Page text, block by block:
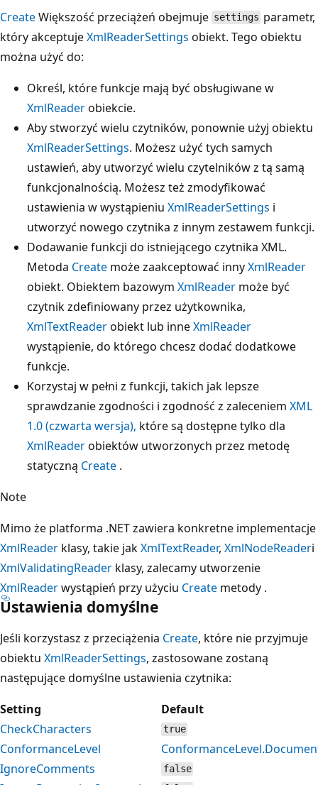
CreateWiększość przeciążeń obejmuje settings parametr,
który akceptujeXmlReaderSettings obiekt. Tego obiektu
można użyć do:
Określ, które funkcje mają być obsługiwane w
XmlReaderobiekcie.
Aby stworzyć wielu czytników, ponownie użyj obiektu
XmlReaderSettings. Możesz użyć tych samych
ustawień, aby utworzyć wielu czytelników z tą samą
funkcjonalnością. Możesz też zmodyfikować
ustawienia w wystąpieniu XmlReaderSettings i
utworzyć nowego czytnika z innym zestawem funkcji.
Dodawanie funkcji do istniejącego czytnika XML.
Metoda Create może zaakceptować innyXmlReader
obiekt. Obiektem bazowym XmlReader może być
czytnik zdefiniowany przez użytkownika,
XmlTextReaderobiekt lub inneXmlReader
wystąpienie, do którego chcesz dodać dodatkowe
funkcje.
Korzystaj w pełni z funkcji, takich jak lepsze
sprawdzanie zgodności i zgodność z zaleceniem XML
1.0 (czwarta wersja), które są dostępne tylko dla
XmlReaderobiektów utworzonych przez metodę
statyczną Create .
Note
Mimo że platforma .NET zawiera konkretne implementacje
XmlReader klasy, takie jakXmlTextReader, XmlNodeReaderi
XmlValidatingReader klasy, zalecamy utworzenie
XmlReaderwystąpień przy użyciu Create metody .
Ustawienia domyślne
Jeśli korzystasz z przeciążenia Create, które nie przyjmuje
obiektu XmlReaderSettings, zastosowane zostaną
następujące domyślne ustawienia czytnika:
Setting
Default
CheckCharacters
true
ConformanceLevel
IgnoreComments
false